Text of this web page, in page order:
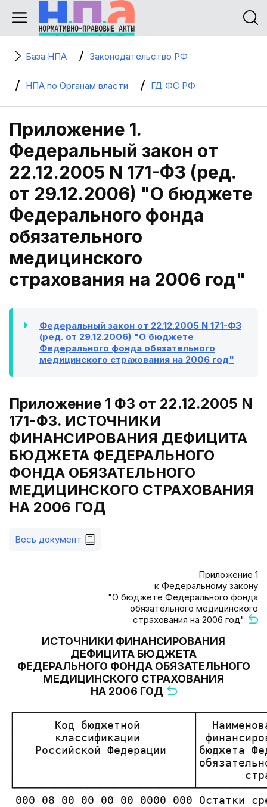
База НПА Законодательство РФ
НПА по Органам власти ГД ФС РФ
Приложение 1.
Федеральный закон от
22.12.2005 N 171-ФЗ (ред.
от 29.12.2006) "О бюджете
Федерального фонда
обязательного
медицинского
страхования на 2006 год"
Федеральный закон от 22.12.2005 N 171-ФЗ
(ред. от 29.12.2006) "О бюджете
Федерального фонда обязательного
медицинского страхования на 2006 год"
Приложение 1 ФЗ от 22.12.2005 N
171-ФЗ. ИСТОЧНИКИ
ФИНАНСИРОВАНИЯ ДЕФИЦИТА
БЮДЖЕТА ФЕДЕРАЛЬНОГО
ФОНДА ОБЯЗАТЕЛЬНОГО
МЕДИЦИНСКОГО СТРАХОВАНИЯ
НА 2006 ГОД
Весь документ
Приложение 1
к Федеральному закону
"О бюджете Федерального фонда
обязательного медицинского
страхования на 2006 год"
ИСТОЧНИКИ ФИНАНСИРОВАНИЯ
ДЕФИЦИТА БЮДЖЕТА
ФЕДЕРАЛЬНОГО ФОНДА ОБЯЗАТЕЛЬНОГО
МЕДИЦИНСКОГО СТРАХОВАНИЯ
НА 2006 ГОД
│      Код бюджетной        │
│      классификации        │
│   Российской Федерации    │бюджета
│                           │обязательного
│                           │
000 08 00 00 00 00 0000 000 Остатки